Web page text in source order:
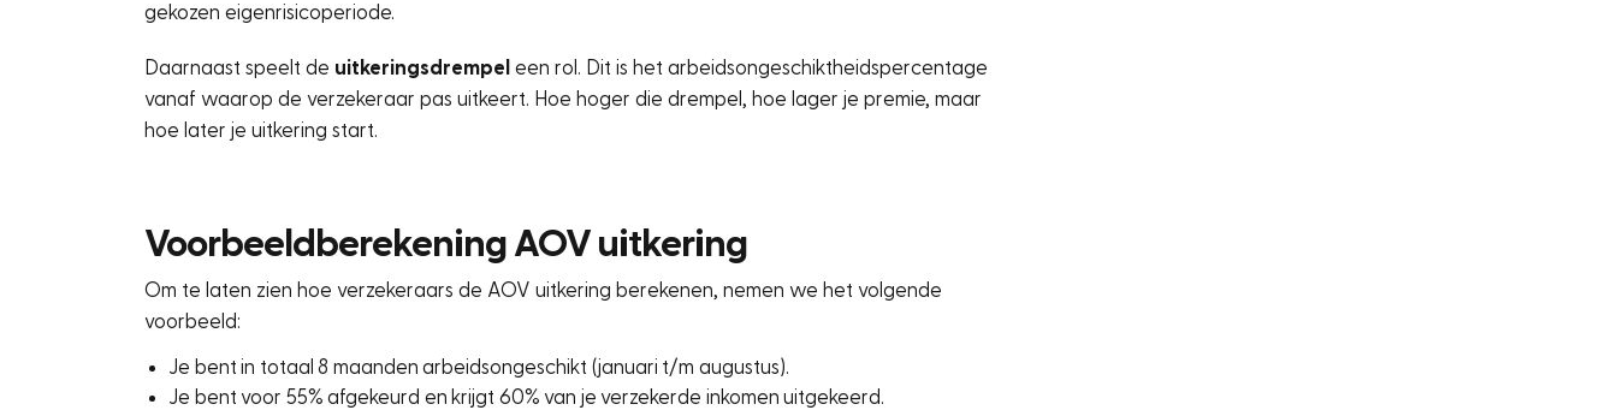
gekozen eigenrisicoperiode.
Daarnaast speelt de uitkeringsdrempel een rol. Dit is het arbeidsongeschiktheidspercentage
vanaf waarop de verzekeraar pas uitkeert. Hoe hoger die drempel, hoe lager je premie, maar
hoe later je uitkering start.
Voorbeeldberekening AOV uitkering
Om te laten zien hoe verzekeraars de AOV uitkering berekenen, nemen we het volgende
voorbeeld:
Je bent in totaal 8 maanden arbeidsongeschikt (januari t/m augustus).
Je bent voor 55% afgekeurd en krijgt 60% van je verzekerde inkomen uitgekeerd.